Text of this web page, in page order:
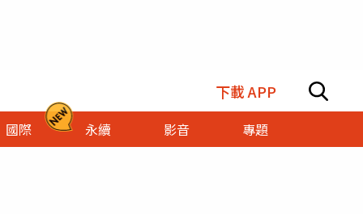
下載 APP
國際 永續 影音
專題